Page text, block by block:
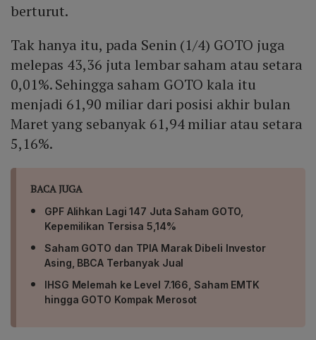
berturut.
Tak hanya itu, pada Senin (1/4) GOTO juga
melepas 43,36 juta lembar saham atau setara
0,01%. Sehingga saham GOTO kala itu
menjadi 61,90 miliar dari posisi akhir bulan
Maret yang sebanyak 61,94 miliar atau setara
5,16%.
BACA JUGA
GPF Alihkan Lagi 147 Juta Saham GOTO,
Kepemilikan Tersisa 5,14%
Saham GOTO dan TPIA Marak Dibeli Investor
Asing, BBCA Terbanyak Jual
IHSG Melemah ke Level 7.166, Saham EMTK
hingga GOTO Kompak Merosot